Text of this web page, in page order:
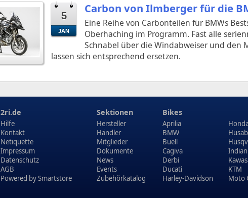
5
JAN
Carbon von Ilmberger für die
Eine Reihe von Carbonteilen für BMWs
Oberhaching im Programm. Fast alle
Schnabel über die Windabweiser und den
lassen sich entsprechend ersetzen.
2ri.de
Hilfe
Kontakt
Netiquette
Impressum
Datenschutz
AGB
Powered bySmartstore
Sektionen
Hersteller
Händler
Mitglieder
Dokumente
News
Events
Zubehörkatalog
Bikes
Aprilia
BMW
Buell
Cagiva
Derbi
Ducati
Harley-Davidson
Indian
KTM
Moto